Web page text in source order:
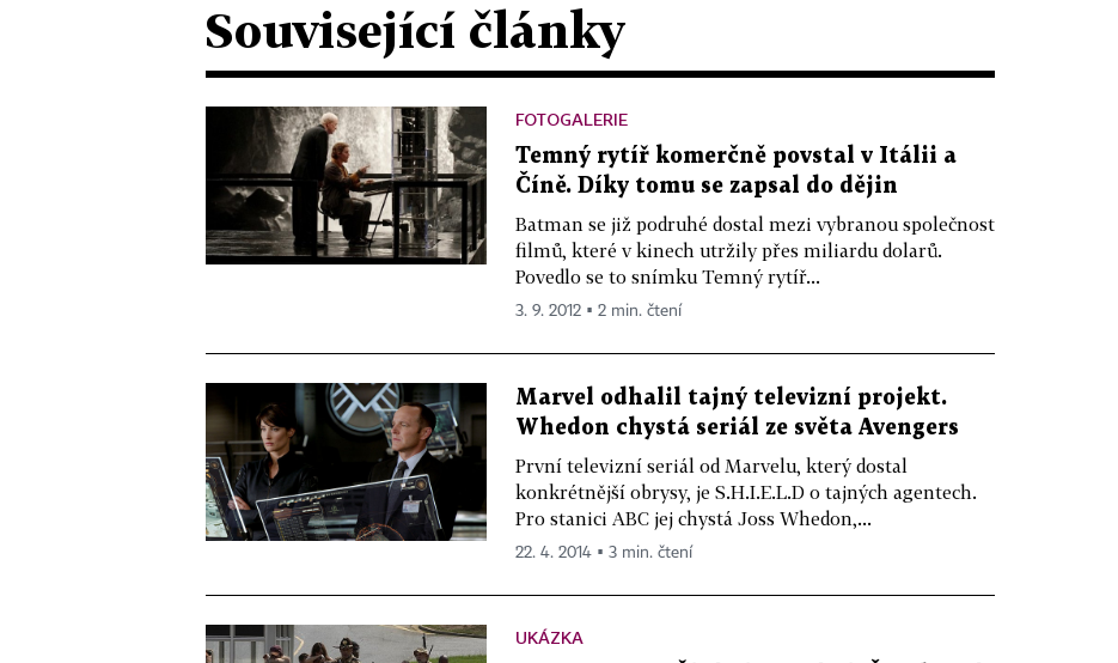
Související články
FOTOGALERIE
Temný rytíř komerčně povstal v Itálii a
Číně. Díky tomu se zapsal do dějin
Batman se již podruhé dostal mezi vybranou společnost
filmů, které v kinech utržily přes miliardu dolarů.
Povedlo se to snímku Temný rytíř...
3. 9. 2012 ▪ 2 min. čtení
Marvel odhalil tajný televizní projekt.
Whedon chystá seriál ze světa Avengers
První televizní seriál od Marvelu, který dostal
konkrétnější obrysy, je S.H.I.E.L.D o tajných agentech.
Pro stanici ABC jej chystá Joss Whedon,...
22. 4. 2014 ▪ 3 min. čtení
UKÁZKA